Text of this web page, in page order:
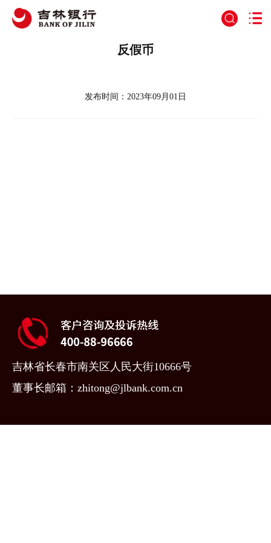
当前位置：首页>首页
反假币
发布时间：2023年09月01日
吉林省长春市南关区人民大街10666号
董事长邮箱：zhitong@jlbank.com.cn